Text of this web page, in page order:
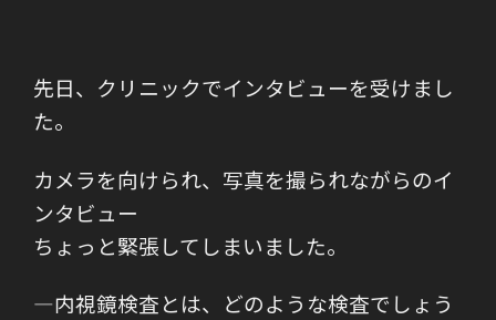
先日、クリニックでインタビューを受けまし
た。
カメラを向けられ、写真を撮られながらのイ
ンタビュー
ちょっと緊張してしまいました。
―内視鏡検査とは、どのような検査でしょう